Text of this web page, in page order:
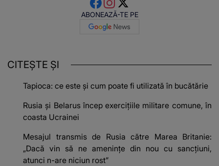
ABONEAZĂ-TE PE
CITEȘTE ȘI
Tapioca: ce este și cum poate fi utilizată în bucătărie
Rusia și Belarus încep exercițiile militare comune, în
coasta Ucrainei
Mesajul transmis de Rusia către Marea Britanie:
„Dacă vin să ne amenințe din nou cu sancțiuni,
atunci n-are niciun rost”